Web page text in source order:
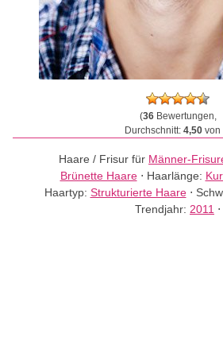
(36Bewertungen,
Durchschnitt: 4,50von
Haare / Frisur für Männer-
Brünette Haare⋅ Haarlänge:
Haartyp: Strukturierte Haare⋅
Trendjahr: 2011 ⋅